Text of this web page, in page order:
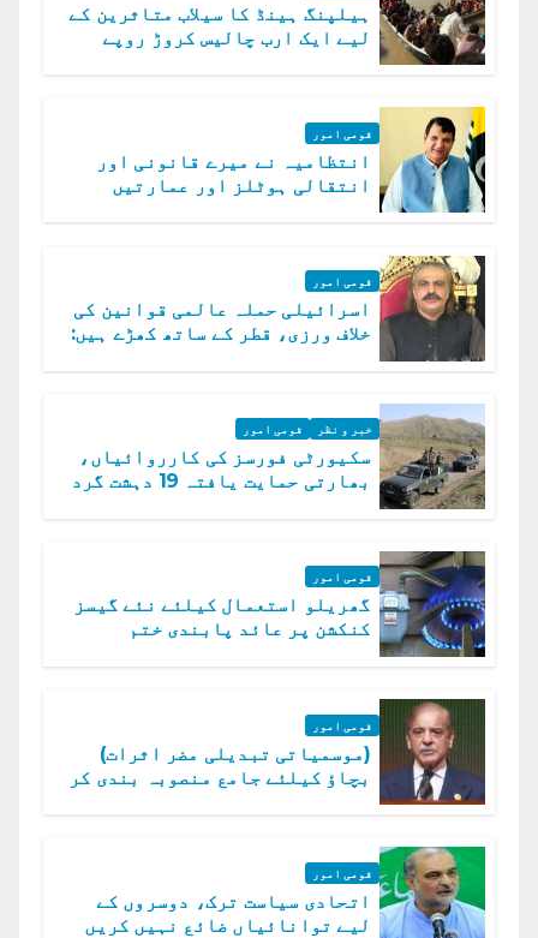
ہیلپنگ ہینڈ کا سیلاب متاثرین کے
لیے ایک ارب چالیس کروڑ روپے
قومی امور
انتظامیہ نے میرے قانونی اور
انتقالی ہوٹلز اور عمارتیں
قومی امور
اسرائیلی حملہ عالمی قوانین کی
خلاف ورزی، قطر کے ساتھ کھڑے ہیں:
خبر و نظر قومی امور
سکیورٹی فورسز کی کارروائیاں،
بھارتی حمایت یافتہ 19 دہشت گرد
قومی امور
گھریلو استعمال کیلئے نئے گیسز
کنکشن پر عائد پابندی ختم
قومی امور
(موسمیاتی تبدیلی مضر اثرات)
بچاؤ کیلئے جامع منصوبہ بندی کر
قومی امور
اتحادی سیاست ترک، دوسروں کے
لیے توانائیاں ضائع نہیں کریں